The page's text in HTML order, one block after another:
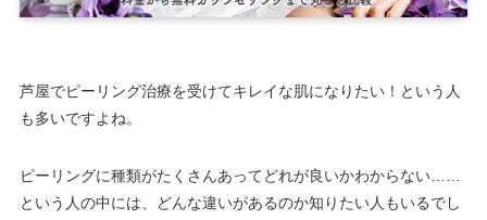
芦屋でピーリング治療を受けてキレイな肌になりたい！という人
も多いですよね。
ピーリングに種類がたくさんあってどれが良いかわからない……
という人の中には、どんな違いがあるのか知りたい人もいるでし